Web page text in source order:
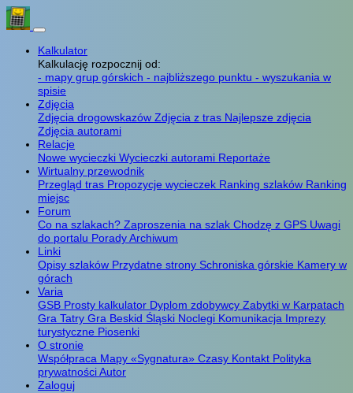
Kalkulator
Kalkulację rozpocznij od:
- mapy grup górskich - najbliższego punktu - wyszukania w
spisie
Zdjęcia
Zdjęcia drogowskazów Zdjęcia z tras Najlepsze zdjęcia
Zdjęcia autorami
Relacje
Nowe wycieczki Wycieczki autorami Reportaże
Wirtualny przewodnik
Przegląd tras Propozycje wycieczek Ranking szlaków Ranking
miejsc
Forum
Co na szlakach? Zaproszenia na szlak Chodzę z GPS Uwagi
do portalu PoradyArchiwum
Linki
Opisy szlaków Przydatne strony Schroniska górskie Kamery w
górach
Varia
GSB Prosty kalkulator Dyplom zdobywcy Zabytki w Karpatach
Gra Tatry Gra Beskid Śląski Noclegi Komunikacja Imprezy
turystyczne Piosenki
O stronie
Współpraca Mapy «Sygnatura» Czasy Kontakt Polityka
prywatnościAutor
Zaloguj